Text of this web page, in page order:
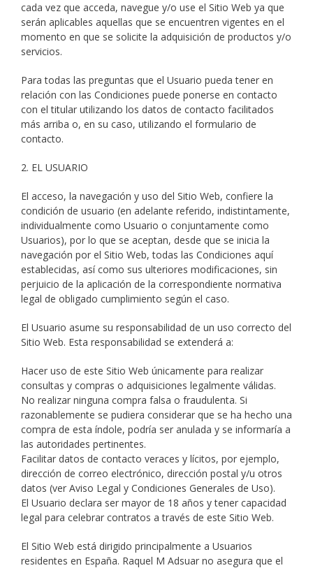
cada vez que acceda, navegue y/o use el Sitio Web ya que
serán aplicables aquellas que se encuentren vigentes en el
momento en que se solicite la adquisición de productos y/o
servicios.
Para todas las preguntas que el Usuario pueda tener en
relación con las Condiciones puede ponerse en contacto
con el titular utilizando los datos de contacto facilitados
más arriba o, en su caso, utilizando el formulario de
contacto.
2. EL USUARIO
El acceso, la navegación y uso del Sitio Web, confiere la
condición de usuario (en adelante referido, indistintamente,
individualmente como Usuario o conjuntamente como
Usuarios), por lo que se aceptan, desde que se inicia la
navegación por el Sitio Web, todas las Condiciones aquí
establecidas, así como sus ulteriores modificaciones, sin
perjuicio de la aplicación de la correspondiente normativa
legal de obligado cumplimiento según el caso.
El Usuario asume su responsabilidad de un uso correcto del
Sitio Web. Esta responsabilidad se extenderá a:
Hacer uso de este Sitio Web únicamente para realizar
consultas y compras o adquisiciones legalmente válidas.
No realizar ninguna compra falsa o fraudulenta. Si
razonablemente se pudiera considerar que se ha hecho una
compra de esta índole, podría ser anulada y se informaría a
las autoridades pertinentes.
Facilitar datos de contacto veraces y lícitos, por ejemplo,
dirección de correo electrónico, dirección postal y/u otros
datos (ver Aviso Legal y Condiciones Generales de Uso).
El Usuario declara ser mayor de 18 años y tener capacidad
legal para celebrar contratos a través de este Sitio Web.
El Sitio Web está dirigido principalmente a Usuarios
residentes en España. Raquel M Adsuar no asegura que el